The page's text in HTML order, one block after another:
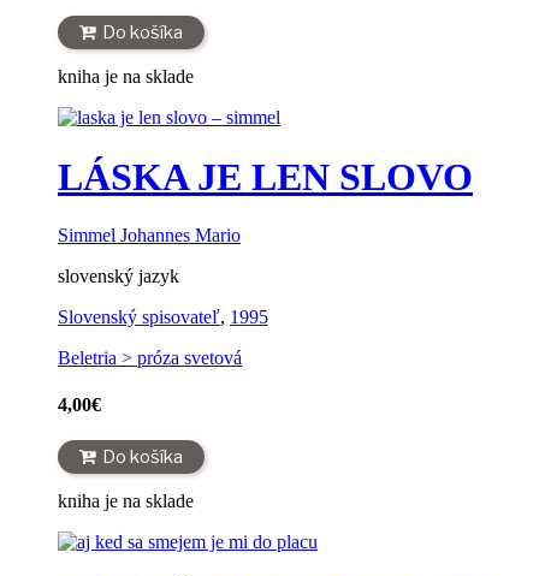
Do košíka
kniha je na sklade
LÁSKA JE LEN SLOVO
Simmel Johannes Mario
slovenský jazyk
Slovenský spisovateľ, 1995
Beletria > próza svetová
4,00€
Do košíka
kniha je na sklade